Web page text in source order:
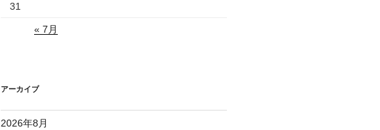
31
« 7月
アーカイブ
2026年8月